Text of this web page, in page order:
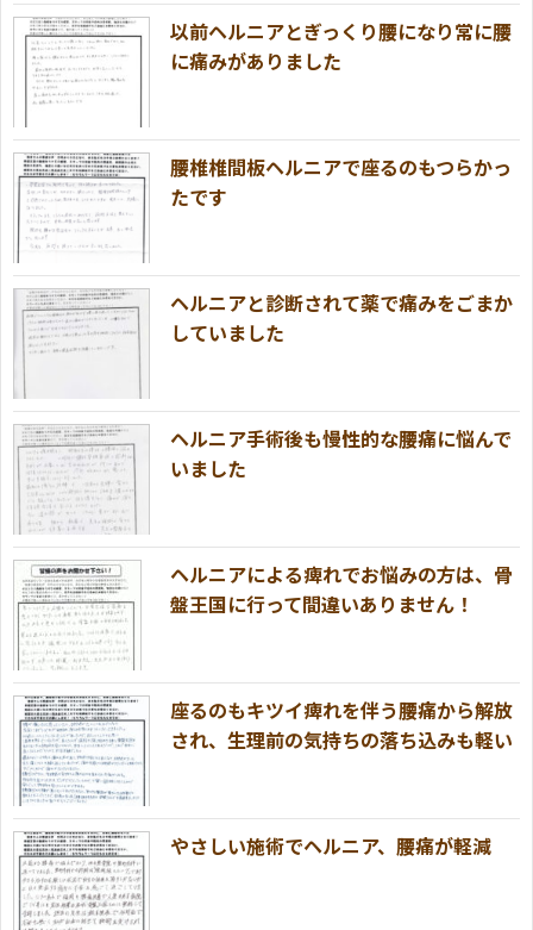
以前ヘルニアとぎっくり腰になり常に腰
に痛みがありました
腰椎椎間板ヘルニアで座るのもつらかっ
たです
ヘルニアと診断されて薬で痛みをごまか
していました
ヘルニア手術後も慢性的な腰痛に悩んで
いました
ヘルニアによる痺れでお悩みの方は、骨
盤王国に行って間違いありません！
座るのもキツイ痺れを伴う腰痛から解放
され、生理前の気持ちの落ち込みも軽い
やさしい施術でヘルニア、腰痛が軽減